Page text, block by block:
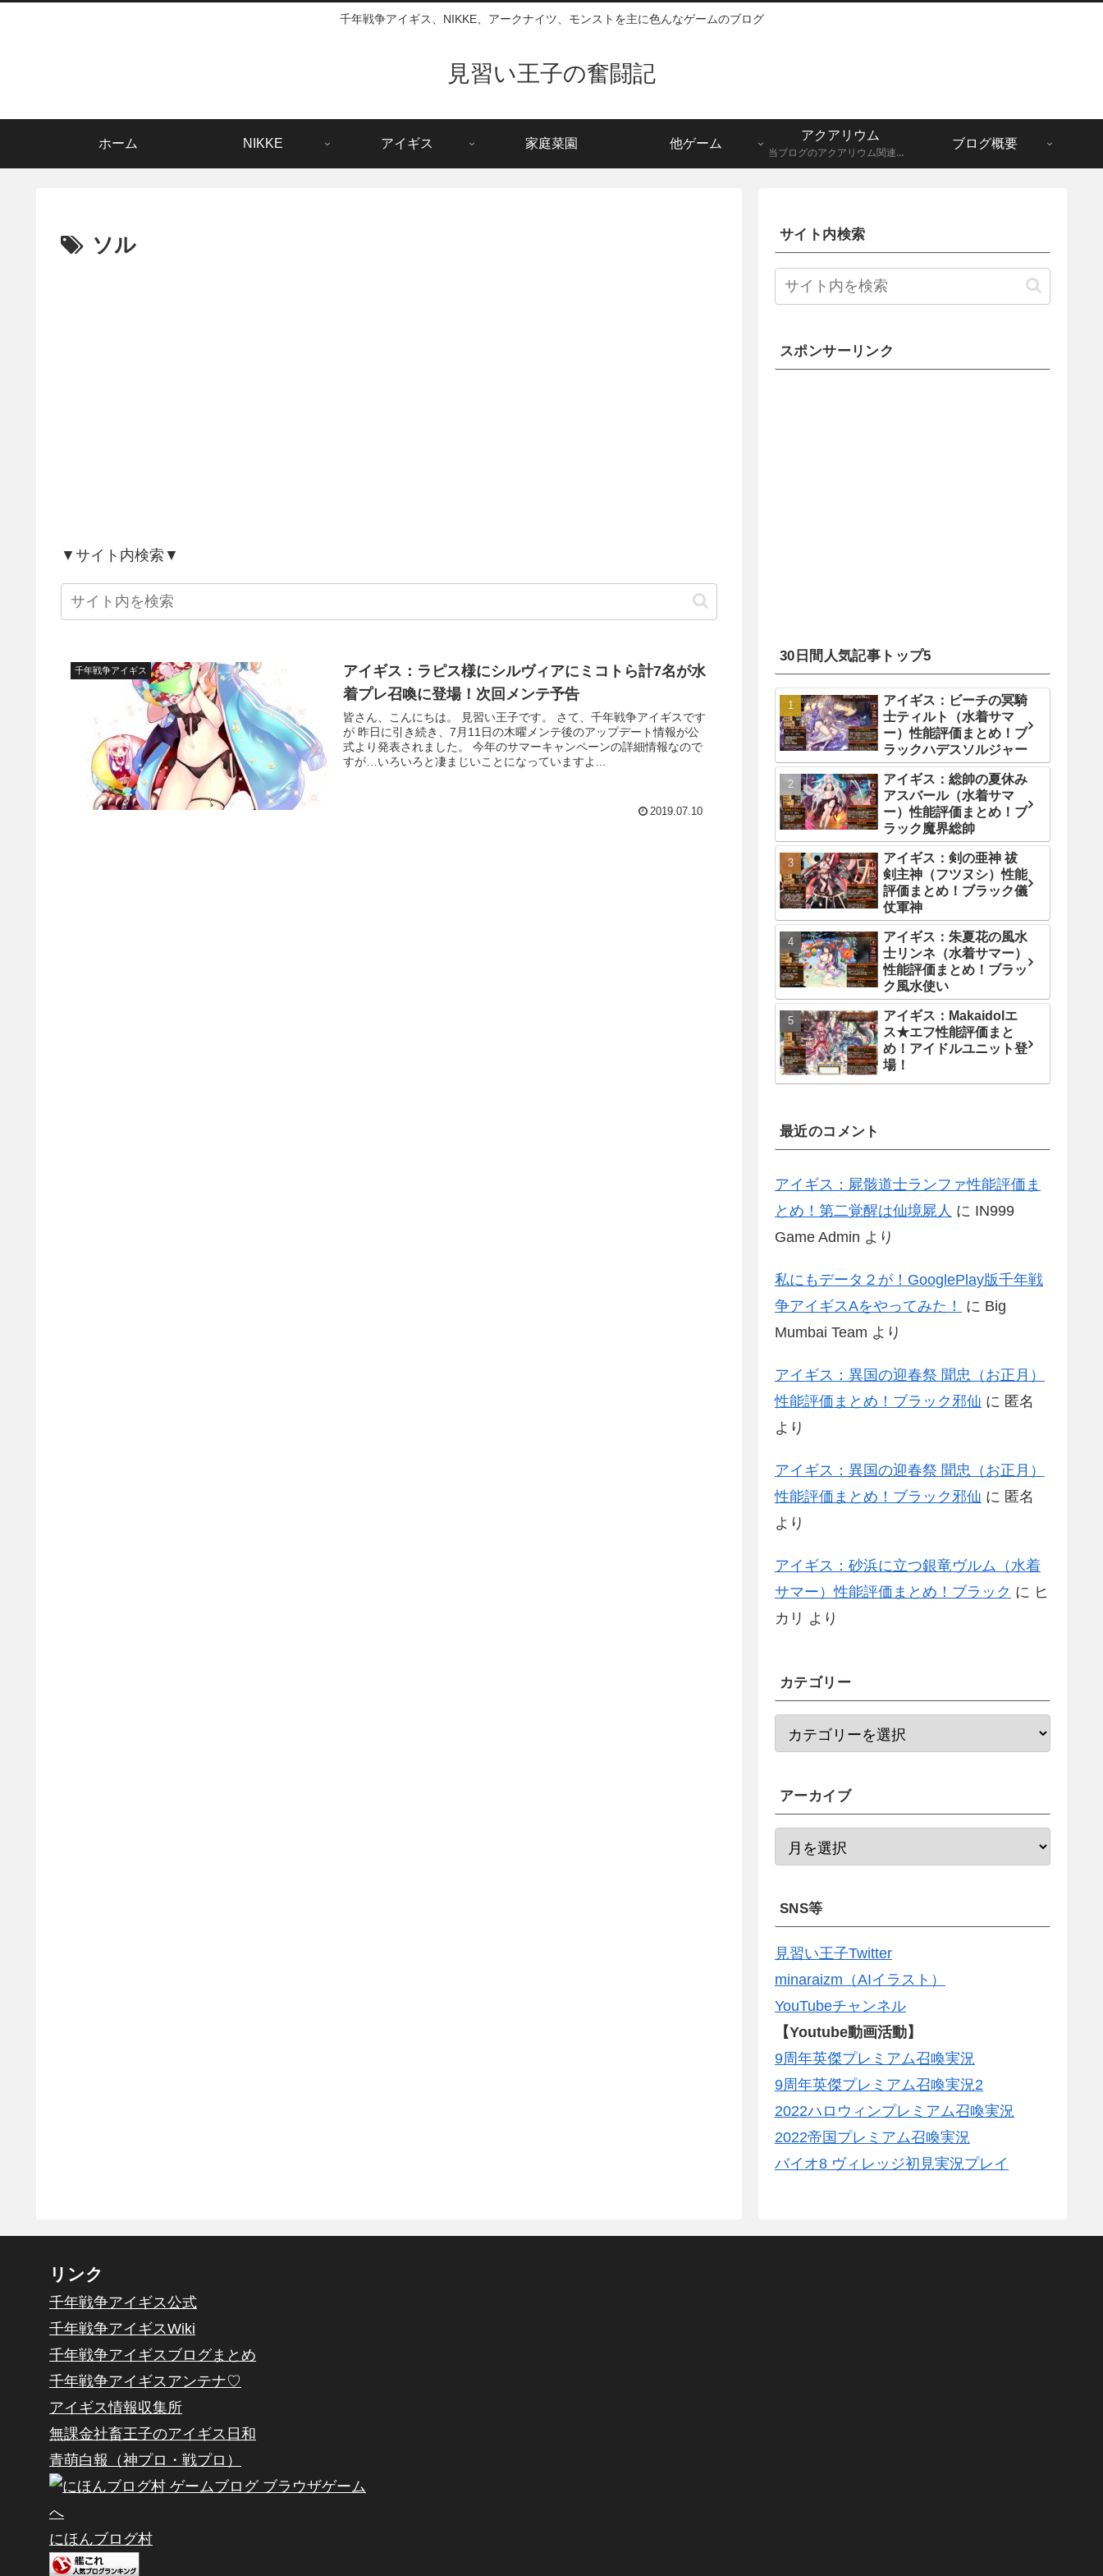
千年戦争アイギス、NIKKE、アークナイツ、モンストを主に色んなゲームのブログ
見習い王子の奮闘記
ホーム NIKKE アイギス 家庭菜園 他ゲーム
アクアリウム
当ブログのアクアリウム関連記事一覧になります。メダカ、グッピーなど。
ブログ概要
ソル
▼サイト内検索▼
千年戦争アイギス
アイギス：ラピス様にシルヴィアにミコトら計7名が水
着プレ召喚に登場！次回メンテ予告
皆さん、こんにちは。 見習い王子です。 さて、千年戦争アイギスです
が 昨日に引き続き、7月11日の木曜メンテ後のアップデート情報が公
式より発表されました。 今年のサマーキャンペーンの詳細情報なので
すが…いろいろと凄まじいことになっていますよ...
2019.07.10
サイト内検索
スポンサーリンク
30日間人気記事トップ5
アイギス：ビーチの冥騎
士ティルト（水着サマ
ー）性能評価まとめ！ブ
ラックハデスソルジャー
アイギス：総帥の夏休み
アスバール（水着サマ
ー）性能評価まとめ！ブ
ラック魔界総帥
アイギス：剣の亜神 祓
剣主神（フツヌシ）性能
評価まとめ！ブラック儀
仗軍神
アイギス：朱夏花の風水
士リンネ（水着サマー）
性能評価まとめ！ブラッ
ク風水使い
アイギス：Makaidolエ
ス★エフ性能評価まと
め！アイドルユニット登
場！
最近のコメント
アイギス：屍骸道士ランファ性能評価ま
とめ！第二覚醒は仙境屍人 に IN999
Game Admin より
私にもデータ２が！GooglePlay版千年戦
争アイギスAをやってみた！
に Big
Mumbai Team より
アイギス：異国の迎春祭 聞忠（お正月）
性能評価まとめ！ブラック邪仙 に 匿名
より
アイギス：異国の迎春祭 聞忠（お正月）
性能評価まとめ！ブラック邪仙 に 匿名
より
アイギス：砂浜に立つ銀竜ヴルム（水着
サマー）性能評価まとめ！ブラック に ヒ
カリ より
カテゴリー
アーカイブ
SNS等
見習い王子Twitter
minaraizm（AIイラスト）
YouTubeチャンネル
【Youtube動画活動】
9周年英傑プレミアム召喚実況
9周年英傑プレミアム召喚実況2
2022ハロウィンプレミアム召喚実況
2022帝国プレミアム召喚実況
バイオ8 ヴィレッジ初見実況プレイ
リンク
千年戦争アイギス公式
千年戦争アイギスWiki
千年戦争アイギスブログまとめ
千年戦争アイギスアンテナ♡
アイギス情報収集所
無課金社畜王子のアイギス日和
青萌白報（神プロ・戦プロ）
にほんブログ村